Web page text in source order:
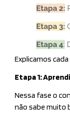
Explicamos
Etapa 1:
Nessa fase o
não sabe muito